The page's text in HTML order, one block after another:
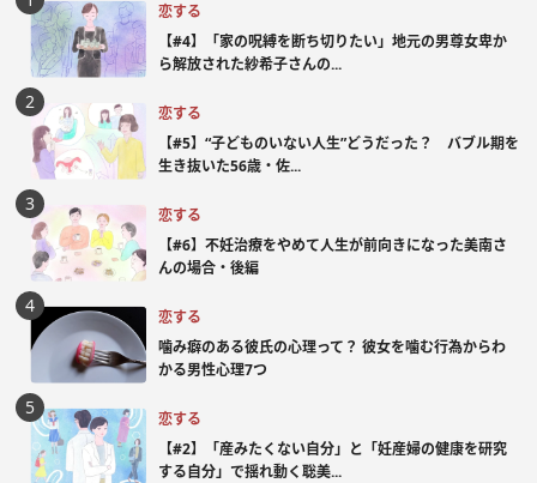
恋する
【#4】「家の呪縛を断ち切りたい」地元の男尊女卑か
ら解放された紗希子さんの...
恋する
【#5】“子どものいない人生”どうだった？ バブル期を
生き抜いた56歳・佐...
恋する
【#6】不妊治療をやめて人生が前向きになった美南さ
んの場合・後編
恋する
噛み癖のある彼氏の心理って？ 彼女を噛む行為からわ
かる男性心理7つ
恋する
【#2】「産みたくない自分」と「妊産婦の健康を研究
する自分」で揺れ動く聡美...